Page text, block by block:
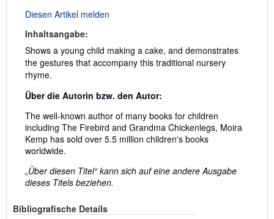
Diesen Artikel melden
Inhaltsangabe:
Shows a young child making a cake, and demonstrates
the gestures that accompany this traditional nursery
rhyme.
Über die Autorin bzw. den Autor:
The well-known author of many books for children
including The Firebird and Grandma Chickenlegs, Moira
Kemp has sold over 5.5 million children's books
worldwide.
„Über diesen Titel“ kann sich auf eine andere Ausgabe
dieses Titels beziehen.
Bibliografische Details